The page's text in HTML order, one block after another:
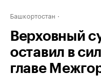
Башкортостан
Верховный
оставил в
главе